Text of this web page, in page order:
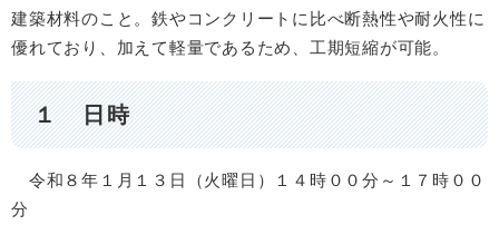
建築材料のこと。鉄やコンクリートに比べ断熱性や耐火性に
優れており、加えて軽量であるため、工期短縮が可能。
１ 日時
令和８年１月１３日（火曜日）１４時００分～１７時００
分